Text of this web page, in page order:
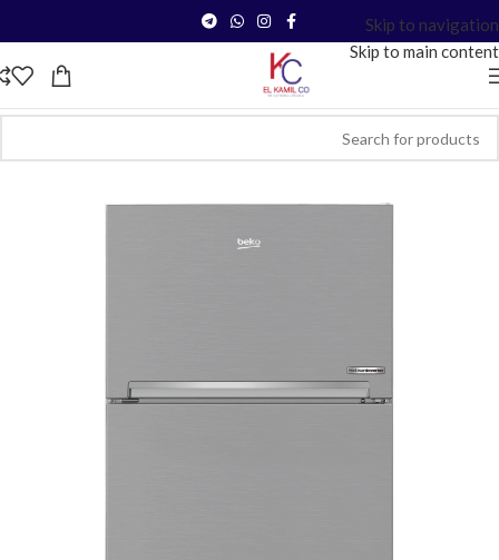
Skip to navigation
Skip to main content